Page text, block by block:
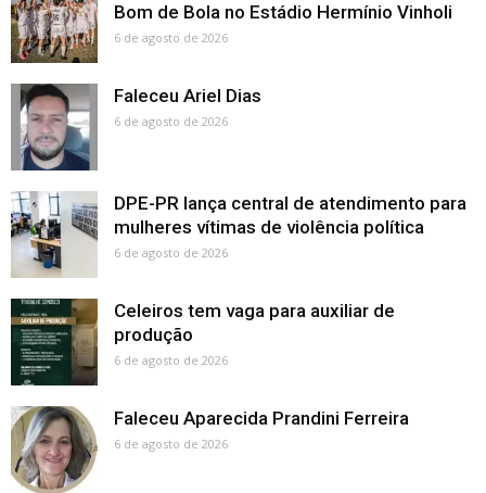
Bom de Bola no Estádio Hermínio Vinholi
6 de agosto de 2026
Faleceu Ariel Dias
6 de agosto de 2026
DPE-PR lança central de atendimento para
mulheres vítimas de violência política
6 de agosto de 2026
Celeiros tem vaga para auxiliar de
produção
6 de agosto de 2026
Faleceu Aparecida Prandini Ferreira
6 de agosto de 2026